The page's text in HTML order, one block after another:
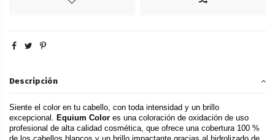
Descripción
Siente el color en tu cabello, con toda intensidad y un brillo
excepcional. Equium Color es una coloración de oxidación de uso
profesional de alta calidad cosmética, que ofrece una cobertura 100 %